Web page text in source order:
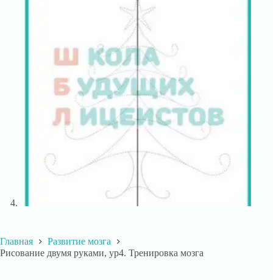
Главная
Развитие мозга
Рисование двумя руками, ур4. Тренировка мозга